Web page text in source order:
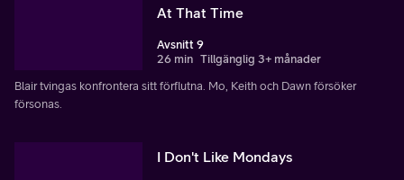
At That Time
Avsnitt 9
26 min Tillgänglig 3+ månader
Blair tvingas konfrontera sitt förflutna. Mo, Keith och Dawn försöker
försonas.
I Don't Like Mondays